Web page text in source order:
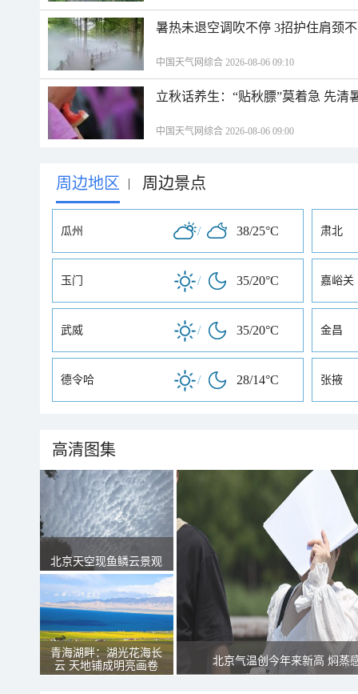
暑热未退空调吹不停 3招护住肩颈
中国天气网综合 2026-08-06 09:10
立秋话养生：“贴秋膘”莫着急 先清
中国天气网综合 2026-08-06 09:00
周边地区 | 周边景点
瓜州 / 38/25°C 肃北
玉门 / 35/20°C 嘉峪关
武威 / 35/20°C 金昌
德令哈 / 28/14°C 张掖
高清图集
北京天空现鱼鳞云景观
青海湖畔：湖光花海长
云 天地铺成明亮画卷
北京气温创今年来新高 焖蒸